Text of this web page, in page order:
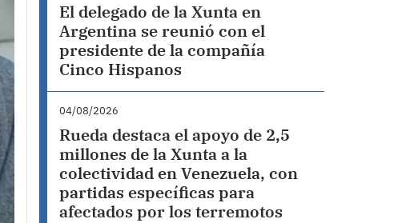
El delegado de la Xunta en
Argentina se reunió con el
presidente de la compañía
Cinco Hispanos
04/08/2026
Rueda destaca el apoyo de 2,5
millones de la Xunta a la
colectividad en Venezuela, con
partidas específicas para
afectados por los terremotos